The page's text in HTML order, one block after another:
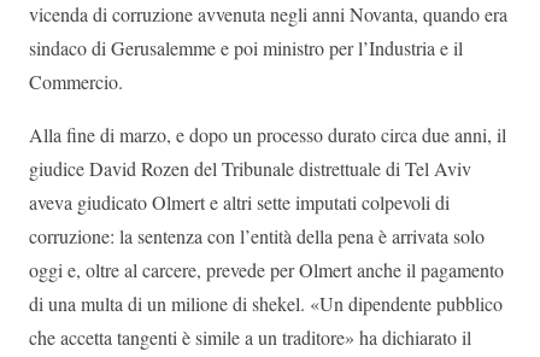
vicenda di corruzione avvenuta negli anni Novanta, quando era
sindaco di Gerusalemme e poi ministro per l’Industria e il
Commercio.
Alla fine di marzo, e dopo un processo durato circa due anni, il
giudice David Rozen del Tribunale distrettuale di Tel Aviv
aveva giudicato Olmert e altri sette imputati colpevoli di
corruzione: la sentenza con l’entità della pena è arrivata solo
oggi e, oltre al carcere, prevede per Olmert anche il pagamento
di una multa di un milione di shekel. «Un dipendente pubblico
che accetta tangenti è simile a un traditore» ha dichiarato il